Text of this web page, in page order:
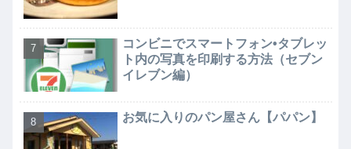
コンビニでスマートフォン•タブレッ
ト内の写真を印刷する方法（セブン
イレブン編）
お気に入りのパン屋さん【パパン】